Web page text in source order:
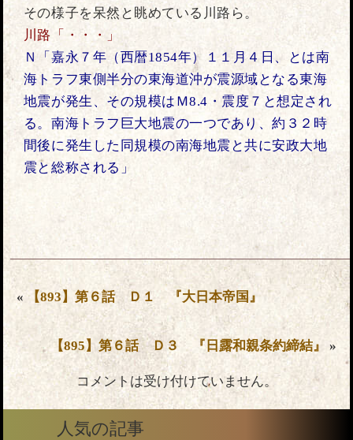
その様子を呆然と眺めている川路ら。
川路「・・・」
Ｎ「嘉永７年（西暦1854年）１１月４日、とは南
海トラフ東側半分の東海道沖が震源域となる東海
地震が発生、その規模はＭ8.4・震度７と想定され
る。南海トラフ巨大地震の一つであり、約３２時
間後に発生した同規模の南海地震と共に安政大地
震と総称される」
« 【893】第６話 Ｄ１ 『大日本帝国』
【895】第６話 Ｄ３ 『日露和親条約締結』 »
コメントは受け付けていません。
人気の記事